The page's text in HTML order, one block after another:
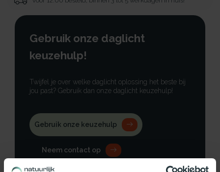
Gebruik onze daglicht
keuzehulp!
Twijfel je over welke daglicht oplossing het beste bij
jou past? Gebruik dan onze daglicht keuzehulp!
Gebruik onze keuzehulp
Neem contact op